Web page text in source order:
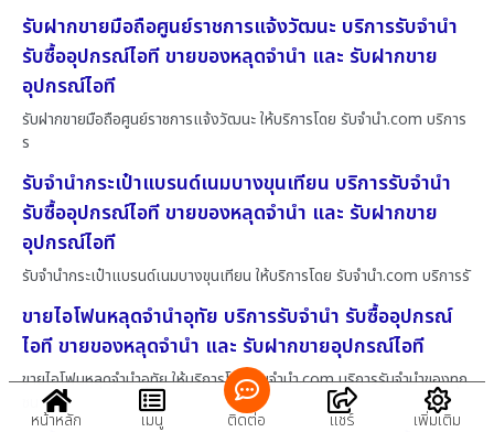
รับฝากขายมือถือศูนย์ราชการแจ้งวัฒนะ บริการรับจำนำ
รับซื้ออุปกรณ์ไอที ขายของหลุดจำนำ และ รับฝากขาย
อุปกรณ์ไอที
รับฝากขายมือถือศูนย์ราชการแจ้งวัฒนะ ให้บริการโดย รับจํานํา.com บริการ
ร
รับจำนำกระเป๋าแบรนด์เนมบางขุนเทียน บริการรับจำนำ
รับซื้ออุปกรณ์ไอที ขายของหลุดจำนำ และ รับฝากขาย
อุปกรณ์ไอที
รับจำนำกระเป๋าแบรนด์เนมบางขุนเทียน ให้บริการโดย รับจํานํา.com บริการรั
ขายไอโฟนหลุดจำนำอุทัย บริการรับจำนำ รับซื้ออุปกรณ์
ไอที ขายของหลุดจำนำ และ รับฝากขายอุปกรณ์ไอที
ขายไอโฟนหลุดจำนำอุทัย ให้บริการโดย รับจํานํา.com บริการรับจำนำของทุก
หน้าหลัก เมนู ติดต่อ แชร์ เพิ่มเติม